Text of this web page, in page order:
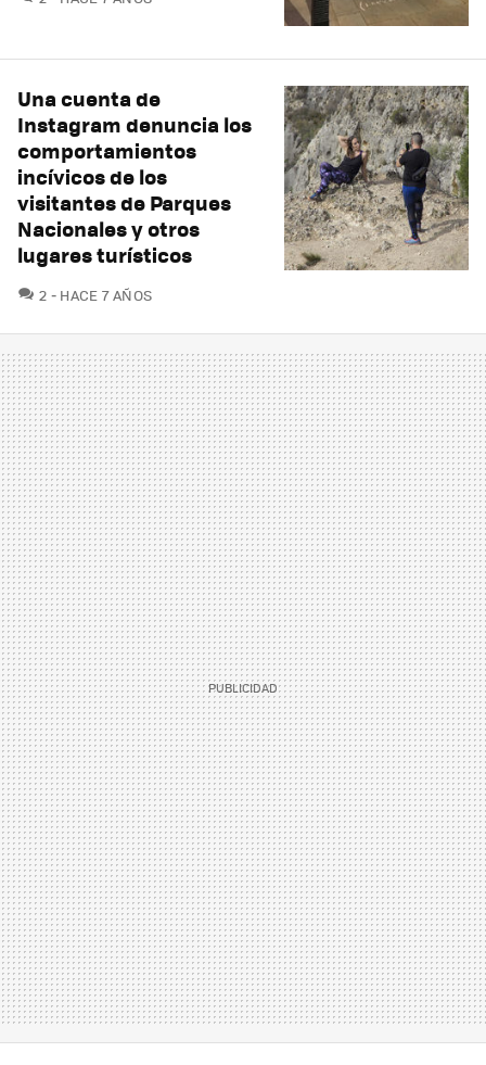
Una cuenta de
Instagram denuncia los
comportamientos
incívicos de los
visitantes de Parques
Nacionales y otros
lugares turísticos
2 COMENTARIOS
HACE 7 AÑOS